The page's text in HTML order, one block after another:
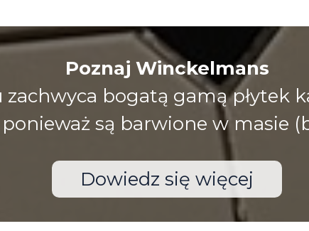
Poznaj Winckelmans
bogatą gamą płytek
są barwione w masie
Dowiedz się więcej